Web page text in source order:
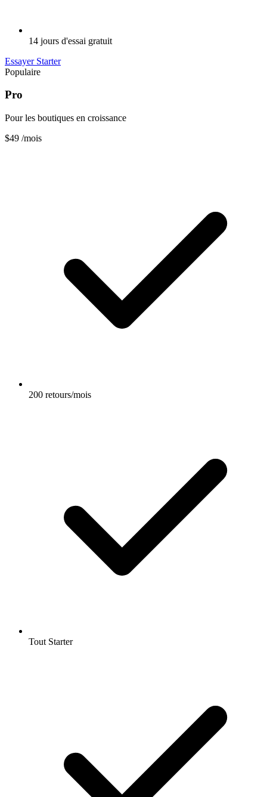
14 jours d'essai gratuit
Essayer Starter
Populaire
Pro
Pour les boutiques en croissance
$49 /mois
200 retours/mois
Tout Starter